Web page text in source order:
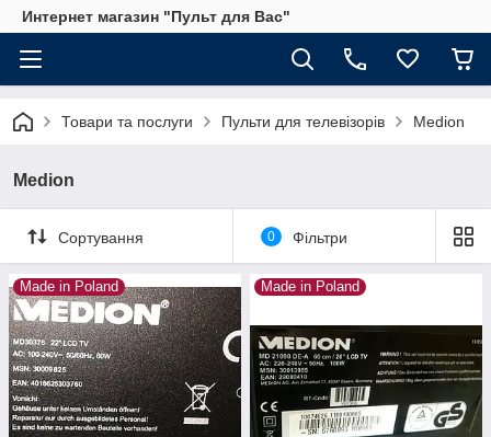
Интернет магазин "Пульт для Вас"
Товари та послуги Пульти для телевізорів Medion
Medion
Сортування 0 Фільтри
Made in Poland Made in Poland